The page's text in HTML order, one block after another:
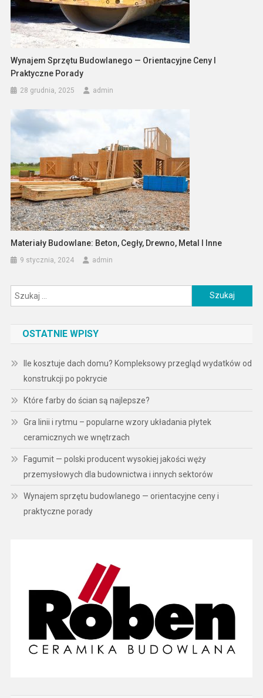
Wynajem Sprzętu Budowlanego — Orientacyjne Ceny I
Praktyczne Porady
28 grudnia, 2025 admin
Materiały Budowlane: Beton, Cegły, Drewno, Metal I Inne
9 stycznia, 2024 admin
Szukaj:
OSTATNIE WPISY
Ile kosztuje dach domu? Kompleksowy przegląd wydatków od
konstrukcji po pokrycie
Które farby do ścian są najlepsze?
Gra linii i rytmu – popularne wzory układania płytek
ceramicznych we wnętrzach
Fagumit — polski producent wysokiej jakości węży
przemysłowych dla budownictwa i innych sektorów
Wynajem sprzętu budowlanego — orientacyjne ceny i
praktyczne porady